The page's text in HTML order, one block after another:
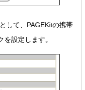
して、PAGEKitの携帯
設定します。